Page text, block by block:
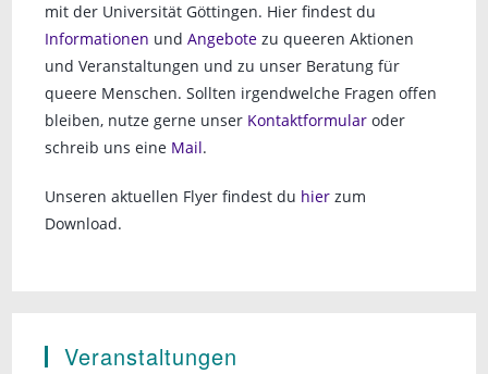
mit der Universität Göttingen. Hier findest du
Informationen undAngebote zu queeren Aktionen
und Veranstaltungen und zu unser Beratung für
queere Menschen. Sollten irgendwelche Fragen offen
bleiben, nutze gerne unser Kontaktformular oder
schreib uns eine Mail.
Unseren aktuellen Flyer findest du hier zum
Download.
Veranstaltungen